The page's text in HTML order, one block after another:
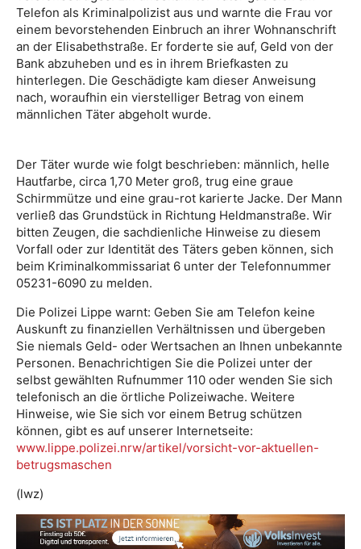
Telefon als Kriminalpolizist aus und warnte die Frau vor
einem bevorstehenden Einbruch an ihrer Wohnanschrift
an der Elisabethstraße. Er forderte sie auf, Geld von der
Bank abzuheben und es in ihrem Briefkasten zu
hinterlegen. Die Geschädigte kam dieser Anweisung
nach, woraufhin ein vierstelliger Betrag von einem
männlichen Täter abgeholt wurde.
Der Täter wurde wie folgt beschrieben: männlich, helle
Hautfarbe, circa 1,70 Meter groß, trug eine graue
Schirmmütze und eine grau-rot karierte Jacke. Der Mann
verließ das Grundstück in Richtung Heldmanstraße. Wir
bitten Zeugen, die sachdienliche Hinweise zu diesem
Vorfall oder zur Identität des Täters geben können, sich
beim Kriminalkommissariat 6 unter der Telefonnummer
05231-6090 zu melden.
Die Polizei Lippe warnt: Geben Sie am Telefon keine
Auskunft zu finanziellen Verhältnissen und übergeben
Sie niemals Geld- oder Wertsachen an Ihnen unbekannte
Personen. Benachrichtigen Sie die Polizei unter der
selbst gewählten Rufnummer 110 oder wenden Sie sich
telefonisch an die örtliche Polizeiwache. Weitere
Hinweise, wie Sie sich vor einem Betrug schützen
können, gibt es auf unserer Internetseite:
www.lippe.polizei.nrw/artikel/vorsicht-vor-aktuellen-
betrugsmaschen
(lwz)